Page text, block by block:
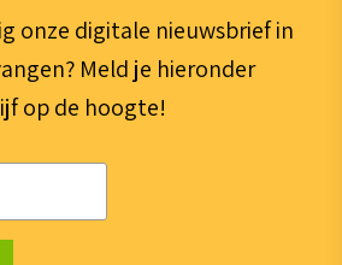
onze digitale nieuwsbrief in
Meld je hieronder
op de hoogte!